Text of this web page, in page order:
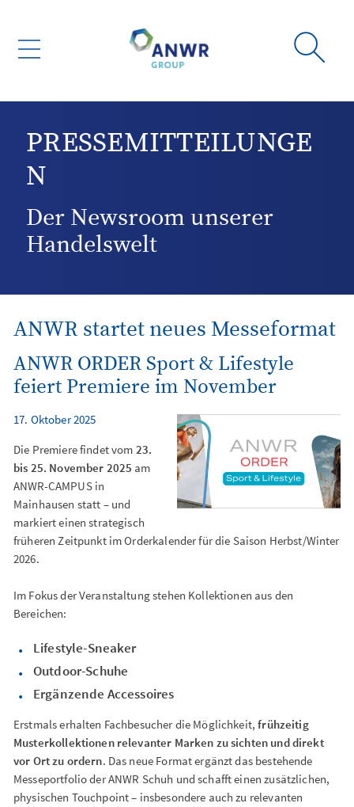
PRESSEMITTEILUNGE
N
Der Newsroom unserer
Handelswelt
ANWR startet neues Messeformat
ANWR ORDER Sport & Lifestyle
feiert Premiere im November
17. Oktober 2025
Die Premiere findet vom 23.
bis 25. November 2025 am
ANWR-CAMPUS in
Mainhausen statt – und
markiert einen strategisch
früheren Zeitpunkt im Orderkalender für die Saison Herbst/Winter
2026.
Im Fokus der Veranstaltung stehen Kollektionen aus den
Bereichen:
Lifestyle-Sneaker
Outdoor-Schuhe
Ergänzende Accessoires
Erstmals erhalten Fachbesucher die Möglichkeit,frühzeitig
Musterkollektionen relevanter Marken zu sichten und direkt
vor Ort zu ordern. Das neue Format ergänzt das bestehende
Messeportfolio der ANWR Schuh und schafft einen zusätzlichen,
physischen Touchpoint – insbesondere auch zu relevanten